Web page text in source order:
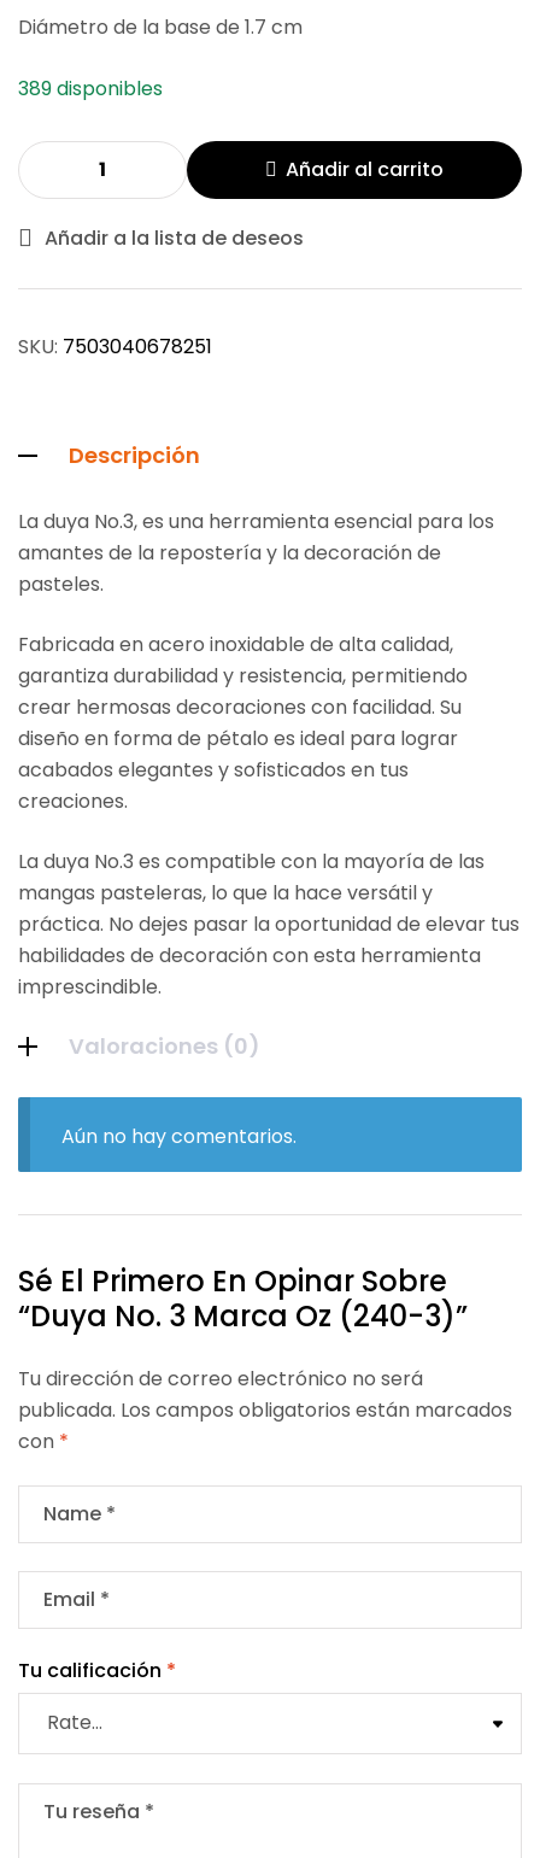
Diámetro de la base de 1.7 cm
389 disponibles
Añadir al carrito
Añadir a la lista de deseos
SKU: 7503040678251
Descripción
La duya No.3, es una herramienta esencial para los
amantes de la repostería y la decoración de
pasteles.
Fabricada en acero inoxidable de alta calidad,
garantiza durabilidad y resistencia, permitiendo
crear hermosas decoraciones con facilidad. Su
diseño en forma de pétalo es ideal para lograr
acabados elegantes y sofisticados en tus
creaciones.
La duya No.3 es compatible con la mayoría de las
mangas pasteleras, lo que la hace versátil y
práctica. No dejes pasar la oportunidad de elevar tus
habilidades de decoración con esta herramienta
imprescindible.
Valoraciones (0)
Aún no hay comentarios.
Sé El Primero En Opinar Sobre
“Duya No. 3 Marca Oz (240-3)”
Tu dirección de correo electrónico no será
publicada. Los campos obligatorios están marcados
con *
Tu calificación *